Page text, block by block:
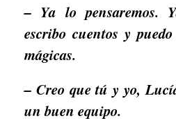
– Ya lo pensaremos.
escribo cuentos y
mágicas.
– Creo que tú y yo,
un buen equipo.